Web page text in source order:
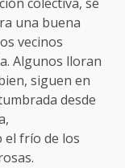
una buena
vecinos
Algunos lloran
siguen en
desde
el frío de los